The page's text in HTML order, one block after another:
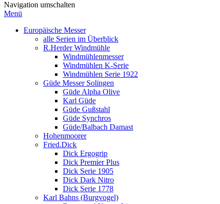
Navigation umschalten
Menü
Europäische Messer
alle Serien im Überblick
R.Herder Windmühle
Windmühlenmesser
Windmühlen K-Serie
Windmühlen Serie 1922
Güde Messer Solingen
Güde Alpha Olive
Karl Güde
Güde Gußstahl
Güde Synchros
Güde/Balbach Damast
Hohenmoorer
Fried.Dick
Dick Ergogrip
Dick Premier Plus
Dick Serie 1905
Dick Dark Nitro
Dick Serie 1778
Karl Bahns (Burgvogel)